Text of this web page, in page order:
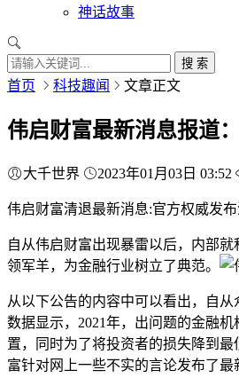
神话故事
搜 索
首页 科技趣闻 文章正文
伟启财富最新消息报道
大千世界 2023年01月03日 03:52
伟启财富清退最新消息:官方权威发
自从伟启财富出现暴雷以后，内部
领军羊，为金融行业树立了典范。
从以下公告的内容中可以看出，自
数据显示，2021年，出问题的金融
置，同时为了将投资者的损失降到
富针对网上一些不实的言论发布了